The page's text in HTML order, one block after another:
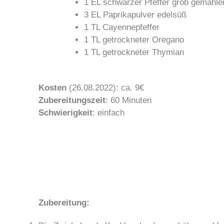
1 EL schwarzer Pfeffer grob
3 EL Paprikapulver edelsüß
1 TL Cayennepfeffer
1 TL getrockneter Oregano
1 TL getrockneter Thymian
Kosten (26.08.2022): ca. 9€
Zubereitungszeit: 60 Minuten
Schwierigkeit: einfach
Zubereitung: